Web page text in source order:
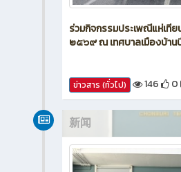
ร่วมกิจกรรมประเพณีแห่เทีย
๒๕๖๙ ณ เทศบาลเมืองบ้าน
ข่าวสาร (ทั่วไป) 146 0
新闻